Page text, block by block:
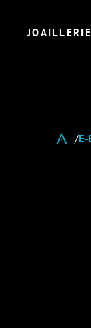
JOAILLERIE
E-